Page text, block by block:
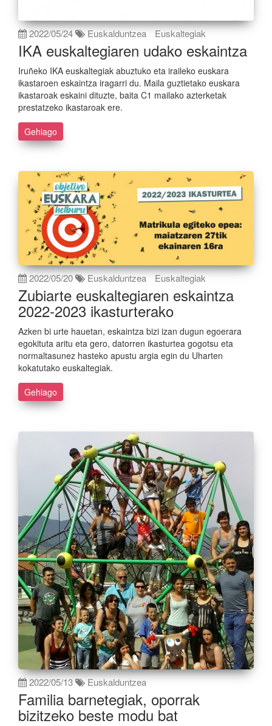
2022/05/24 Euskalduntzea Euskaltegiak
IKA euskaltegiaren udako eskaintza
Iruñeko IKA euskaltegiak abuztuko eta iraileko euskara
ikastaroen eskaintza iragarri du. Maila guztietako euskara
ikastaroak eskaini dituzte, baita C1 mailako azterketak
prestatzeko ikastaroak ere.
Gehiago
2022/05/20 Euskalduntzea Euskaltegiak
Zubiarte euskaltegiaren eskaintza
2022-2023 ikasturterako
Azken bi urte hauetan, eskaintza bizi izan dugun egoerara
egokituta aritu eta gero, datorren ikasturtea gogotsu eta
normaltasunez hasteko apustu argia egin du Uharten
kokatutako euskaltegiak.
Gehiago
2022/05/13 Euskalduntzea
Familia barnetegiak, oporrak
bizitzeko beste modu bat